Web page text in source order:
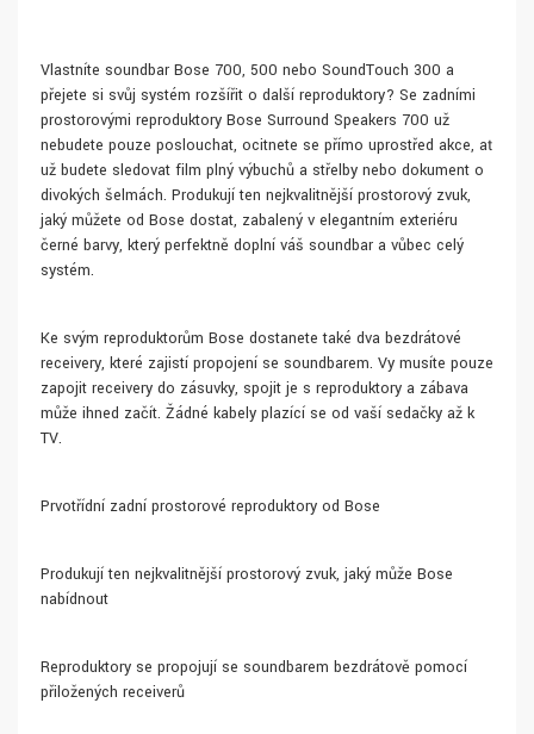
Vlastníte soundbar Bose 700, 500 nebo SoundTouch 300 a
přejete si svůj systém rozšířit o další reproduktory? Se zadními
prostorovými reproduktory Bose Surround Speakers 700 už
nebudete pouze poslouchat, ocitnete se přímo uprostřed akce, ať
už budete sledovat film plný výbuchů a střelby nebo dokument o
divokých šelmách. Produkují ten nejkvalitnější prostorový zvuk,
jaký můžete od Bose dostat, zabalený v elegantním exteriéru
černé barvy, který perfektně doplní váš soundbar a vůbec celý
systém.
Ke svým reproduktorům Bose dostanete také dva bezdrátové
receivery, které zajistí propojení se soundbarem. Vy musíte pouze
zapojit receivery do zásuvky, spojit je s reproduktory a zábava
může ihned začít. Žádné kabely plazící se od vaší sedačky až k
TV.
Prvotřídní zadní prostorové reproduktory od Bose
Produkují ten nejkvalitnější prostorový zvuk, jaký může Bose
nabídnout
Reproduktory se propojují se soundbarem bezdrátově pomocí
přiložených receiverů